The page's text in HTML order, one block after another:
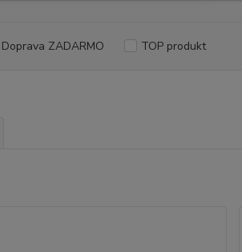
Doprava ZADARMO TOP produkt